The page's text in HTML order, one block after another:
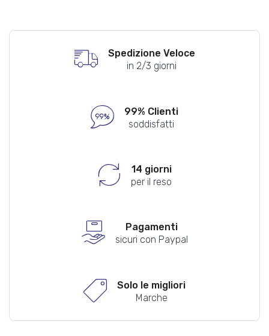
Spedizione Veloce
in 2/3 giorni
99% Clienti
soddisfatti
14 giorni
per il reso
Pagamenti
sicuri con Paypal
Solo le migliori
Marche